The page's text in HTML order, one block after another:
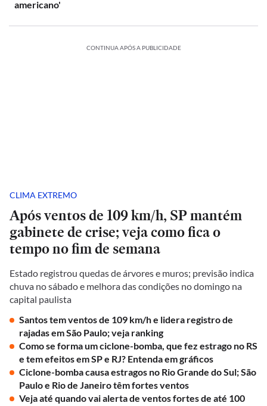
americano'
CONTINUA APÓS A PUBLICIDADE
CLIMA EXTREMO
Após ventos de 109 km/h, SP mantém
gabinete de crise; veja como fica o
tempo no fim de semana
Estado registrou quedas de árvores e muros; previsão indica
chuva no sábado e melhora das condições no domingo na
capital paulista
Santos tem ventos de 109 km/h e lidera registro de
rajadas em São Paulo; veja ranking
Como se forma um ciclone-bomba, que fez estrago no RS
e tem efeitos em SP e RJ? Entenda em gráficos
Ciclone-bomba causa estragos no Rio Grande do Sul; São
Paulo e Rio de Janeiro têm fortes ventos
Veja até quando vai alerta de ventos fortes de até 100